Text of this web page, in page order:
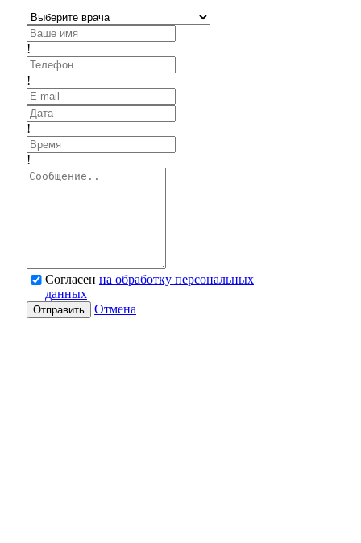
!
!
!
!
Согласен на обработку персональных
данных
Отправить Отмена